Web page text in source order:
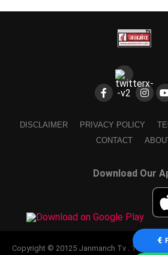
DISCLAIMER PRIVACY POLICY
CONTACT
Download Our
Copyright © 20125 Janmanch Tv . Theme by